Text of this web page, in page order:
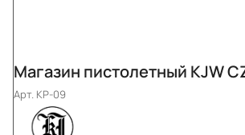
Магазин пистолетный KJW
Арт. KP-09